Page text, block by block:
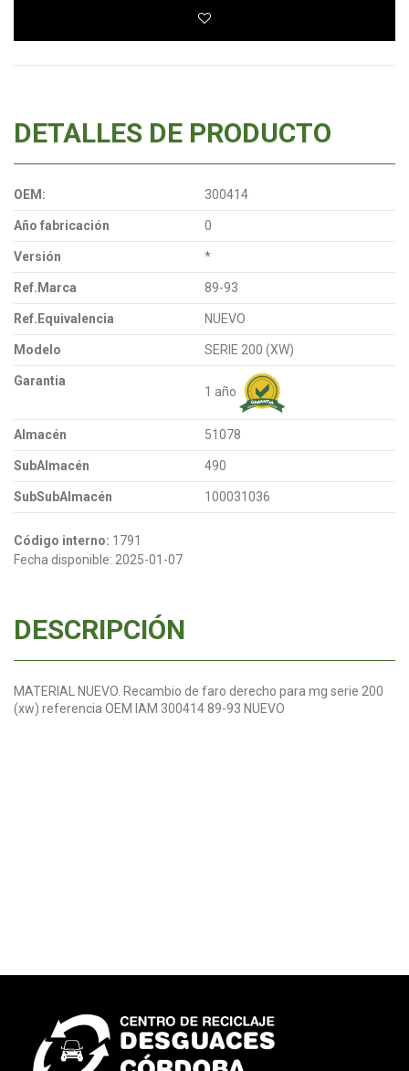
DETALLES DE PRODUCTO
OEM: 300414
Año fabricación 0
Versión *
Ref.Marca 89-93
Ref.Equivalencia NUEVO
Modelo SERIE 200 (XW)
Garantia
1 año
Almacén 51078
SubAlmacén 490
SubSubAlmacén 100031036
Código interno: 1791
Fecha disponible: 2025-01-07
DESCRIPCIÓN
MATERIAL NUEVO. Recambio de faro derecho para mg serie 200
(xw) referencia OEM IAM 300414 89-93 NUEVO